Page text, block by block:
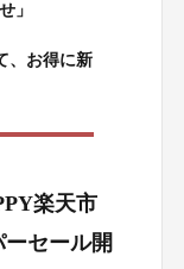
」
、お得に新
楽天市
セール開